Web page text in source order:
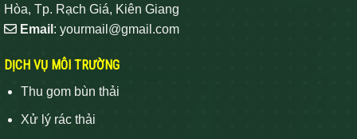
Hòa, Tp. Rạch Giá, Kiên Giang
Email : yourmail@gmail.com
DỊCH VỤ MÔI TRƯỜNG
Thu gom bùn thải
Xử lý rác thải